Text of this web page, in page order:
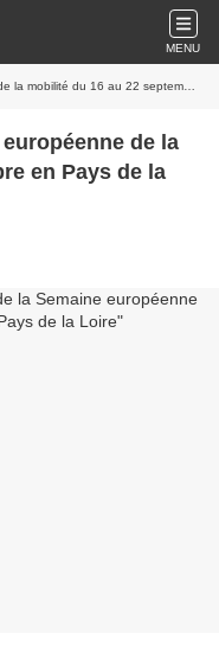
MENU
16 au 22 septembre en Pays de la Loire
de la
en Pays de la